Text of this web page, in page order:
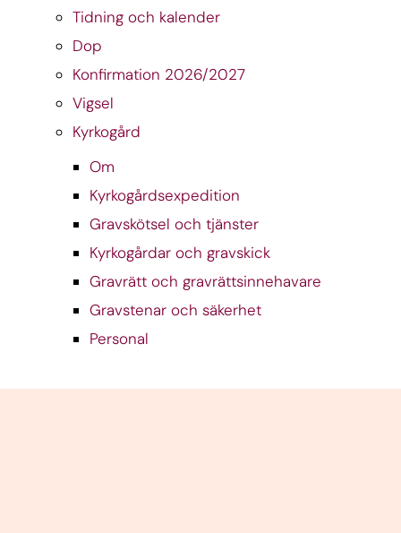
Tidning och kalender
Dop
Konfirmation 2026/2027
Vigsel
Kyrkogård
Om
Kyrkogårdsexpedition
Gravskötsel och tjänster
Kyrkogårdar och gravskick
Gravrätt och gravrättsinnehavare
Gravstenar och säkerhet
Personal